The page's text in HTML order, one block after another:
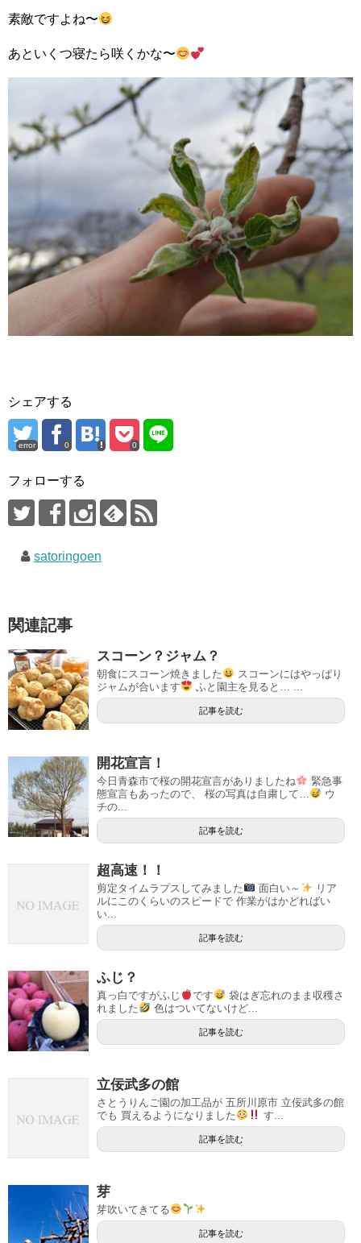
素敵ですよね〜
あといくつ寝たら咲くかな〜
シェアする
error 0 0
フォローする
satoringoen
関連記事
スコーン？ジャム？
朝食にスコーン焼きました
スコーンにはやっぱり
ジャムが合います
ふと園主を見ると… ...
記事を読む
開花宣言！
今日青森市で桜の開花宣言がありましたね
緊急事
態宣言もあったので、 桜の写真は自粛して…
ウ
チの...
記事を読む
超高速！！
剪定タイムラプスしてみました 面白い～
リア
ルにこのくらいのスピードで 作業がはかどればい
い...
記事を読む
ふじ？
真っ白ですがふじ です
袋はぎ忘れのまま収穫さ
れました
色はついてないけど...
記事を読む
立佞武多の館
さとうりんご園の加工品が 五所川原市 立佞武多の館
でも 買えるようになりました
す...
記事を読む
芽
芽吹いてきてる
記事を読む